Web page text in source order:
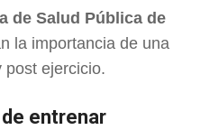
de Salud Pública de
la importancia de una
post ejercicio.
entrenar